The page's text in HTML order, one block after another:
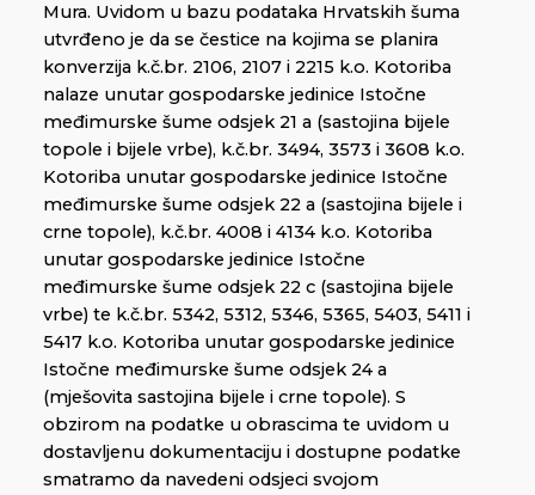
Mura. Uvidom u bazu podataka Hrvatskih šuma
utvrđeno je da se čestice na kojima se planira
konverzija k.č.br. 2106, 2107 i 2215 k.o. Kotoriba
nalaze unutar gospodarske jedinice Istočne
međimurske šume odsjek 21 a (sastojina bijele
topole i bijele vrbe), k.č.br. 3494, 3573 i 3608 k.o.
Kotoriba unutar gospodarske jedinice Istočne
međimurske šume odsjek 22 a (sastojina bijele i
crne topole), k.č.br. 4008 i 4134 k.o. Kotoriba
unutar gospodarske jedinice Istočne
međimurske šume odsjek 22 c (sastojina bijele
vrbe) te k.č.br. 5342, 5312, 5346, 5365, 5403, 5411 i
5417 k.o. Kotoriba unutar gospodarske jedinice
Istočne međimurske šume odsjek 24 a
(mješovita sastojina bijele i crne topole). S
obzirom na podatke u obrascima te uvidom u
dostavljenu dokumentaciju i dostupne podatke
smatramo da navedeni odsjeci svojom